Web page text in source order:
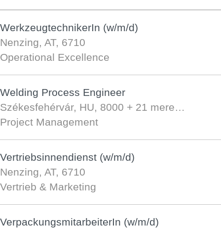
WerkzeugtechnikerIn (w/m/d)
Nenzing, AT, 6710
Operational Excellence
Welding Process Engineer
Székesfehérvár, HU, 8000 + 21 mere…
Project Management
Vertriebsinnendienst (w/m/d)
Nenzing, AT, 6710
Vertrieb & Marketing
VerpackungsmitarbeiterIn (w/m/d)